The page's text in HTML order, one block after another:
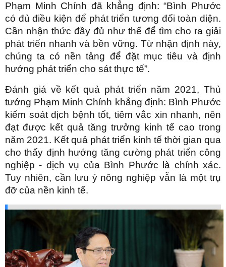
Phạm Minh Chính đã khẳng định: “Bình Phước
có đủ điều kiện để phát triển tương đối toàn diện.
Cần nhận thức đầy đủ như thế để tìm cho ra giải
phát triển nhanh và bền vững. Từ nhận định này,
chúng ta có nền tảng để đặt mục tiêu và định
hướng phát triển cho sát thực tế”.
Đánh giá về kết quả phát triển năm 2021, Thủ
tướng Phạm Minh Chính khẳng định: Bình Phước
kiểm soát dịch bệnh tốt, tiêm vắc xin nhanh, nên
đạt được kết quả tăng trưởng kinh tế cao trong
năm 2021. Kết quả phát triển kinh tế thời gian qua
cho thấy định hướng tăng cường phát triển công
nghiệp - dịch vụ của Bình Phước là chính xác.
Tuy nhiên, cần lưu ý nông nghiệp vẫn là một trụ
đỡ của nền kinh tế.